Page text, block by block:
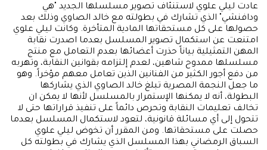
عادت ليلي علوي لاستنئاف تصوير مسلسلها الجديد "هي
ودافنشي" الذي تشارك في بطولته مع خالد الصاوي وذلك بعد
حصولها على كل مستحقاتها المادية المتأخرة. وكانت ليلي علوي
امتنعت عن استكمال تصوير المسلسل بعدما اصدرت نقابة
المهن التمثيلية بياناً حذرت أعضائها بعدم التعامل مع منتج
مسلسلها ممدوح شاهين، لعدم إلتزامه بقوانين النقابة، وتهربه
من دفع أجور الكثير من الفنانين الذين تعامل معهم مؤخراً. وهو
ما جعل النجمة المصرية تبلغ خالد الصاوي الذي يشاركها
البطولة، أنه لا يمكنها الإستمرار بالمسلسل لأنها لا يمكن ان
تخالف تعليمات النقابة وتحرص دائماً على تنفيذ قراراتها حتى لا
تتحول إلى أي مسائلة قانونية، لتعود لاستكمال المسلسل بعدما
حصلت على مستحقاتها. ومن المقرر أن تخوض ليلي علوي
السباق الرمضاني بهذا المسلسل الذي يشارك في بطولته كل